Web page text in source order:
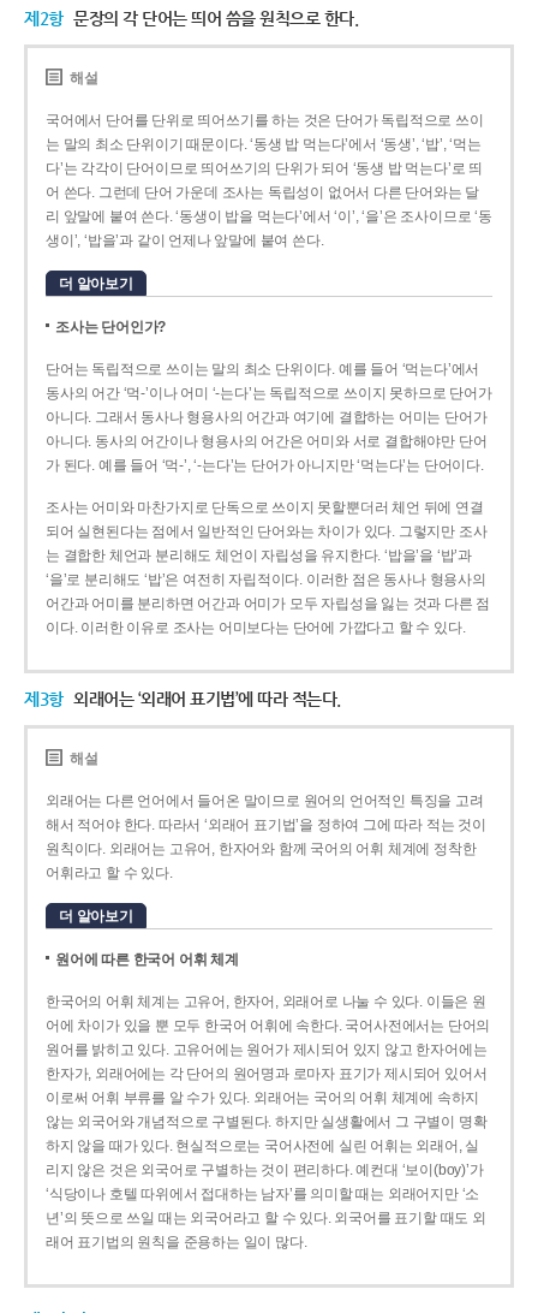
제2항 문장의 각 단어는 띄어 씀을 원칙으로 한다.
해설
국어에서 단어를 단위로 띄어쓰기를 하는 것은 단어가 독립적으로 쓰이
는 말의 최소 단위이기 때문이다. ‘동생 밥 먹는다’에서 ‘동생’, ‘밥’, ‘먹는
다’는 각각이 단어이므로 띄어쓰기의 단위가 되어 ‘동생 밥 먹는다’로 띄
어 쓴다. 그런데 단어 가운데 조사는 독립성이 없어서 다른 단어와는 달
리 앞말에 붙여 쓴다. ‘동생이 밥을 먹는다’에서 ‘이’, ‘을’은 조사이므로 ‘동
생이’, ‘밥을’과 같이 언제나 앞말에 붙여 쓴다.
더 알아보기
조사는 단어인가?
단어는 독립적으로 쓰이는 말의 최소 단위이다. 예를 들어 ‘먹는다’에서
동사의 어간 ‘먹-­’이나 어미 ‘­-는다’는 독립적으로 쓰이지 못하므로 단어가
아니다. 그래서 동사나 형용사의 어간과 여기에 결합하는 어미는 단어가
아니다. 동사의 어간이나 형용사의 어간은 어미와 서로 결합해야만 단어
가 된다. 예를 들어 ‘먹-’, ‘-는다’는 단어가 아니지만 ‘먹는다’는 단어이다.
조사는 어미와 마찬가지로 단독으로 쓰이지 못할뿐더러 체언 뒤에 연결
되어 실현된다는 점에서 일반적인 단어와는 차이가 있다. 그렇지만 조사
는 결합한 체언과 분리해도 체언이 자립성을 유지한다. ‘밥을’을 ‘밥’과
‘을’로 분리해도 ‘밥’은 여전히 자립적이다. 이러한 점은 동사나 형용사의
어간과 어미를 분리하면 어간과 어미가 모두 자립성을 잃는 것과 다른 점
이다. 이러한 이유로 조사는 어미보다는 단어에 가깝다고 할 수 있다.
제3항 외래어는 ‘외래어 표기법’에 따라 적는다.
해설
외래어는 다른 언어에서 들어온 말이므로 원어의 언어적인 특징을 고려
해서 적어야 한다. 따라서 ‘외래어 표기법’을 정하여 그에 따라 적는 것이
원칙이다. 외래어는 고유어, 한자어와 함께 국어의 어휘 체계에 정착한
어휘라고 할 수 있다.
더 알아보기
원어에 따른 한국어 어휘 체계
한국어의 어휘 체계는 고유어, 한자어, 외래어로 나눌 수 있다. 이들은 원
어에 차이가 있을 뿐 모두 한국어 어휘에 속한다. 국어사전에서는 단어의
원어를 밝히고 있다. 고유어에는 원어가 제시되어 있지 않고 한자어에는
한자가, 외래어에는 각 단어의 원어명과 로마자 표기가 제시되어 있어서
이로써 어휘 부류를 알 수가 있다. 외래어는 국어의 어휘 체계에 속하지
않는 외국어와 개념적으로 구별된다. 하지만 실생활에서 그 구별이 명확
하지 않을 때가 있다. 현실적으로는 국어사전에 실린 어휘는 외래어, 실
리지 않은 것은 외국어로 구별하는 것이 편리하다. 예컨대 ‘보이(boy)’가
‘식당이나 호텔 따위에서 접대하는 남자’를 의미할 때는 외래어지만 ‘소
년’의 뜻으로 쓰일 때는 외국어라고 할 수 있다. 외국어를 표기할 때도 외
래어 표기법의 원칙을 준용하는 일이 많다.